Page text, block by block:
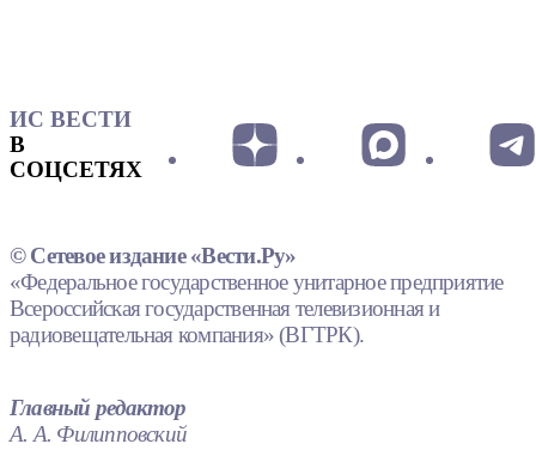
ИС ВЕСТИ
В
СОЦСЕТЯХ
© Сетевое издание «Вести.Ру»
«Федеральное государственное унитарное предприятие
Всероссийская государственная телевизионная и
радиовещательная компания» (ВГТРК).
Главный редактор
А. А. Филипповский